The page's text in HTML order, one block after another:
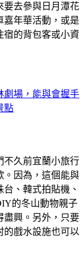
要去參與日月潭花
嘉年華活動，或是
宿的背包客或小資
劇場，能與會握手
點
不久前宜蘭小旅行
。因為，這個能與
、韓式拍貼機、
的冬山動物親子
盡興。另外，只要
的戲水設施也可以